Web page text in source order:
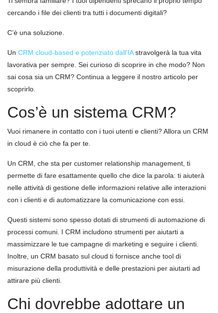
cercando i file dei clienti tra tutti i documenti digitali?
C’è una soluzione.
Un CRM cloud-based e potenziato dall'IAstravolgerà la tua vita
lavorativa per sempre. Sei curioso di scoprire in che modo? Non
sai cosa sia un CRM? Continua a leggere il nostro articolo per
scoprirlo.
Cos’è un sistema CRM?
Vuoi rimanere in contatto con i tuoi utenti e clienti? Allora un CRM
in cloud è ciò che fa per te.
Un CRM, che sta per customer relationship management, ti
permette di fare esattamente quello che dice la parola: ti aiuterà
nelle attività di gestione delle informazioni relative alle interazioni
con i clienti e di automatizzare la comunicazione con essi.
Questi sistemi sono spesso dotati di strumenti di automazione di
processi comuni. I CRM includono strumenti per aiutarti a
massimizzare le tue campagne di marketing e seguire i clienti.
Inoltre, un CRM basato sul cloud ti fornisce anche tool di
misurazione della produttività e delle prestazioni per aiutarti ad
attirare più clienti.
Chi dovrebbe adottare un